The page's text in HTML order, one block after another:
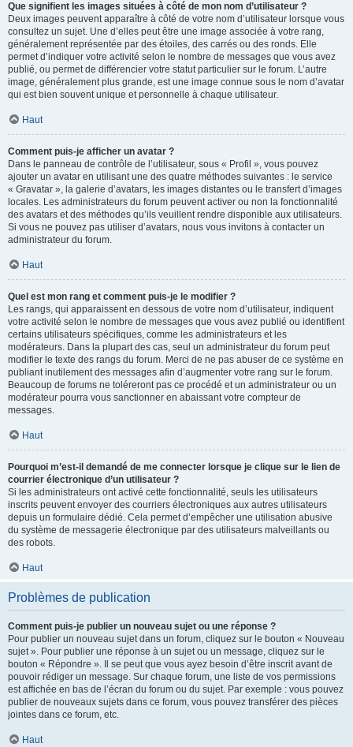
Que signifient les images situées à côté de mon nom d’utilisateur ?
Deux images peuvent apparaître à côté de votre nom d’utilisateur lorsque vous
consultez un sujet. Une d’elles peut être une image associée à votre rang,
généralement représentée par des étoiles, des carrés ou des ronds. Elle
permet d’indiquer votre activité selon le nombre de messages que vous avez
publié, ou permet de différencier votre statut particulier sur le forum. L’autre
image, généralement plus grande, est une image connue sous le nom d’avatar
qui est bien souvent unique et personnelle à chaque utilisateur.
Haut
Comment puis-je afficher un avatar ?
Dans le panneau de contrôle de l’utilisateur, sous « Profil », vous pouvez
ajouter un avatar en utilisant une des quatre méthodes suivantes : le service
« Gravatar », la galerie d’avatars, les images distantes ou le transfert d’images
locales. Les administrateurs du forum peuvent activer ou non la fonctionnalité
des avatars et des méthodes qu’ils veuillent rendre disponible aux utilisateurs.
Si vous ne pouvez pas utiliser d’avatars, nous vous invitons à contacter un
administrateur du forum.
Haut
Quel est mon rang et comment puis-je le modifier ?
Les rangs, qui apparaissent en dessous de votre nom d’utilisateur, indiquent
votre activité selon le nombre de messages que vous avez publié ou identifient
certains utilisateurs spécifiques, comme les administrateurs et les
modérateurs. Dans la plupart des cas, seul un administrateur du forum peut
modifier le texte des rangs du forum. Merci de ne pas abuser de ce système en
publiant inutilement des messages afin d’augmenter votre rang sur le forum.
Beaucoup de forums ne toléreront pas ce procédé et un administrateur ou un
modérateur pourra vous sanctionner en abaissant votre compteur de
messages.
Haut
Pourquoi m’est-il demandé de me connecter lorsque je clique sur le lien de
courrier électronique d’un utilisateur ?
Si les administrateurs ont activé cette fonctionnalité, seuls les utilisateurs
inscrits peuvent envoyer des courriers électroniques aux autres utilisateurs
depuis un formulaire dédié. Cela permet d’empêcher une utilisation abusive
du système de messagerie électronique par des utilisateurs malveillants ou
des robots.
Haut
Problèmes de publication
Comment puis-je publier un nouveau sujet ou une réponse ?
Pour publier un nouveau sujet dans un forum, cliquez sur le bouton « Nouveau
sujet ». Pour publier une réponse à un sujet ou un message, cliquez sur le
bouton « Répondre ». Il se peut que vous ayez besoin d’être inscrit avant de
pouvoir rédiger un message. Sur chaque forum, une liste de vos permissions
est affichée en bas de l’écran du forum ou du sujet. Par exemple : vous pouvez
publier de nouveaux sujets dans ce forum, vous pouvez transférer des pièces
jointes dans ce forum, etc.
Haut